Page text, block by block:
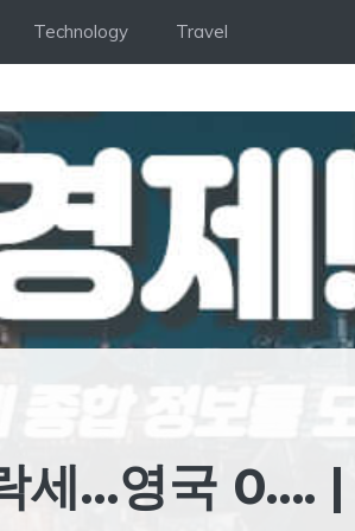
Technology Travel
세…영국 0….